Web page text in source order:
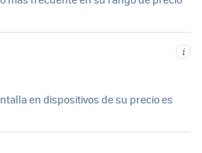
i
en dispositivos de su precio es